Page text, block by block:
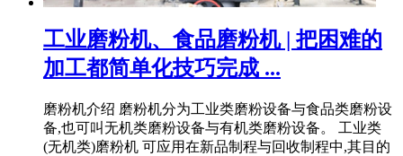
工业磨粉机、食品磨粉机 | 把困难的
加工都简单化技巧完成 ...
磨粉机介绍 磨粉机分为工业类磨粉设备与食品类磨粉设
备,也可叫无机类磨粉设备与有机类磨粉设备。 工业类
(无机类)磨粉机 可应用在新品制程与回收制程中,其目的